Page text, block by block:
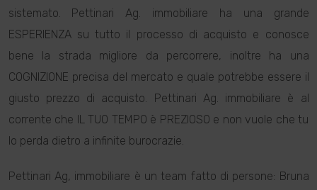
sistemato. Pettinari Ag. immobiliare ha una grande
ESPERIENZA su tutto il processo di acquisto e conosce
bene la strada migliore da percorrere, inoltre ha una
COGNIZIONE precisa del mercato e quale potrebbe essere il
giusto prezzo di acquisto. Pettinari Ag. immobiliare è al
corrente che IL TUO TEMPO è PREZIOSO e non vuole che tu
lo perda dietro a infinite burocrazie.
Pettinari Ag, immobiliare è un team fatto di persone: Bruna